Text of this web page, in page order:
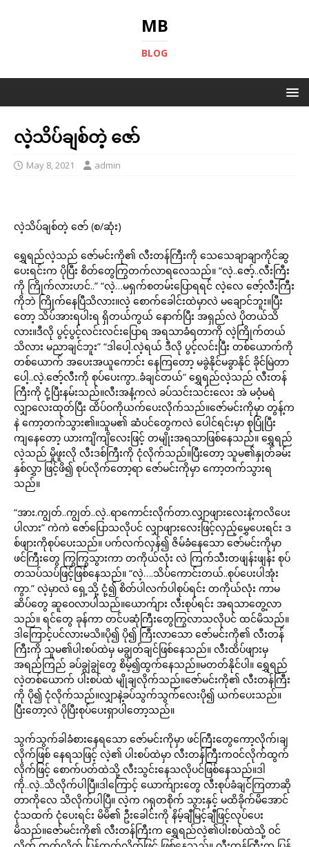
MB
BLOG
လဲ့သိပ်ချစ်တဲ့ ဇော်
May 8, 2021 admin
လဲ့သိပ်ချစ်တဲ့ ဇော် (စ/ဆုံး)
ရွှေရည်လဲ့သည် ဇော်မင်းကို၏ လီးတန်ကြီးကို သေသေချာချာကိုင်ဆွ
ပေးရင်းက ပိုပြီး စိတ်တွေကြွတက်လာရလေသည်။ “လဲ့..ဇော့်..လီးကြီး
ကို ကြိုက်လားဟင်..” “လဲ့…မရှက်စတမ်းပြောရရင် လဲ့လေ ဇော့်လီးကြီး
ကိုဘဲ ကြိုက်နေပြီသိလား။လဲ့ စောက်ခေါင်းထဲမှာလဲ မချောင်ဘူး။ပြီး
တော့ သိပ်အားရပါးရ ရှိတယ်ကွယ် နောက်ပြီး အရှည်လဲ ပိုတယ်သိ
လား။ဒီလို ပွင့်ပွင့်လင်းလင်းပြောရ အရသာခံရတာကို လဲ့ကြိုက်တယ်
သိလား မညာချင်ဘူး” “ဒါပေါ့.လဲ့ရယ် ဒီလို ပွင့်လင်းပြီး တစ်ယောက်ကို
တစ်ယောက် အပေးအယူကောင်း နေကြတော့ မခွဲနိုင်မခွာနိုင် ခိုင်မြဲတာ
ပေါ့..လဲ့.ဇော့်လီးကို စုပ်ပေးကွာ..ခံချင်တယ်” ရွှေရည်လဲ့သည် လီးတန်
ကြီးကို ငုံ့ပြီးနမ်းသည်။လီးအနံ့ကလဲ ခပ်သင်းသင်းလေး အဲ မဝံ့မရဲ
လျှာလေးထုတ်ပြီး ထိပ်ဝကိုယက်ပေးလိုက်သည်။ဇော်မင်းကိုမှာ တွန့်က
နဲ ကော့တက်သွား၏။သူမ၏ ဆံပင်တွေကလဲ ပေါင်ရင်းမှာ စုပြုံပြီး
ကျနေတော့ ယားကျိကျိလေးဖြင့် တမျိုးအရသာဖြစ်နေသည်။ ရွှေရည်
လဲ့သည် မှိုဖူးလို လီးဒစ်ကြီးကို ငုံလိုက်သည်။ပြီးတော့ သူမ၏နှုတ်ခမ်း
နှစ်လွှာ ဖြင့်ဖိ၍ စုပ်လိုက်တော့ရာ ဇော်မင်းကိုမှာ ကော့တက်သွားရ
သည်။
“အား.ကျွတ်..ကျွတ်..လဲ့..ရာကောင်းလိုက်တာ.လျှာဖျားလေးနဲ့ကလိပေး
ပါလား” ကဲကဲ ဇော်ပြောသလိုပင် လျှာဖျားလေးဖြင့်လှည့်မွှေပေးရင်း ဒ
စ်ဖျားကိုစုပ်ပေးသည်။ ပက်လက်လှန်၍ ဇိမ်ခံနေသော ဇော်မင်းကိုမှာ
ဖင်ကြီးတွေ ကြွကြွသွားကာ တကိုယ်လုံး လဲ ကြက်သီးတဖျန်းဖျန်း စုပ်
တသပ်သပ်ဖြင့်ဖြစ်နေသည်။ “လဲ့….သိပ်ကောင်းတယ်..စုပ်ပေးပါအုံး
ကွာ.” လဲ့မှာလဲ ရှေ့သို့ ငုံ့၍ စိတ်ပါလက်ပါစုပ်ရင်း တကိုယ်လုံး ကာမ
ဆိပ်တွေ ဆူဝေလာပါသည်။ယောက်ျား လီးစုပ်ရင်း အရသာတွေ့လာ
သည်။ ရင်တွေ ခုန်ကာ တင်ပဆုံကြီးတွေကြွလာသလိုပင် ထင်မိသည်။
ဒါကြောင့်ပင်လားမသိ။ပို၍ ပို၍ ကြီးလာသော ဇော်မင်းကို၏ လီးတန်
ကြီးကို သူမ၏ပါးစပ်ထဲမှ မချွတ်ချင်ဖြစ်နေသည်။ လီးထိပ်ဖျားမှ
အရည်ကြည် ခပ်ချွဲချွဲတွေ စိမ့်၍ထွက်နေသည်။မတတ်နိုင်ပါ။ ရွှေရည်
လဲ့တစ်ယောက် ပါးစပ်ထဲ မျိုချလိုက်သည်။ဇော်မင်းကို၏ လီးတန်ကြီး
ကို ပို၍ ငုံလိုက်သည်။လျှာနဲ့ခပ်သွက်သွက်လေးပို၍ ယက်ပေးသည်။
ပြီးတော့လဲ ပိုပြီးစုပ်ပေးရှာပါတော့သည်။
သွက်သွက်ခါခံစားနေရသော ဇော်မင်းကိုမှာ ဖင်ကြီးတွေကော့လိုက်၊ချ
လိုက်ဖြစ် နေရသဖြင့် လဲ့၏ ပါးစပ်ထဲမှာ လီးတန်ကြီးကဝင်လိုက်ထွက်
လိုက်ဖြင့် စောက်ပတ်ထဲသို့ လီးသွင်းနေသလိုပင်ဖြစ်နေသည်။ဒါ
ကို..လဲ့..သိလိုက်ပါပြီ။ဒါကြောင့် ယောက်ျားတွေ လီးစုပ်ခံချင်ကြတာဆို
တာကိုလေ သိလိုက်ပါပြီ။ လဲ့က ဂရုတစိုက် သွားနှင့် မထိခိုက်မိအောင်
ငုံသထက် ငုံပေးရင်း မိမိ၏ ဦးခေါင်းကို နိမ့်ချီမြင့်ချီဖြင့်လုပ်ပေး
မိသည်။ဇော်မင်းကို၏ လီးတန်ကြီးက ရွှေရည်လဲ့၏ပါးစပ်ထဲသို့ ဝင်